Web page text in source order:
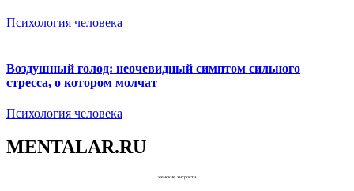
Психология человека
Воздушный голод: неочевидный симптом сильного
стресса, о котором молчат
Психология человека
MENTALAR.RU
женские хитрости